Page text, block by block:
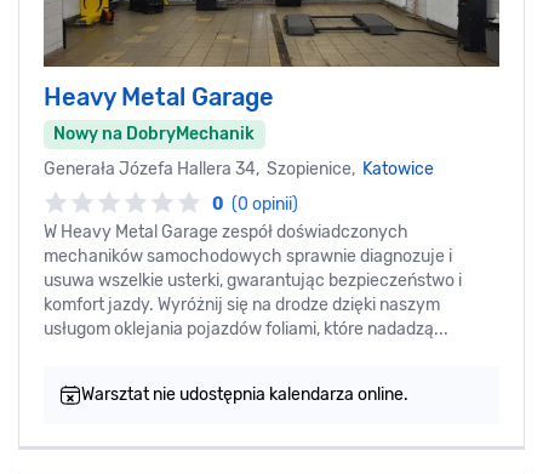
Heavy Metal Garage
Nowy na DobryMechanik
Generała Józefa Hallera 34, Szopienice, Katowice
0 (0 opinii)
W Heavy Metal Garage zespół doświadczonych
mechaników samochodowych sprawnie diagnozuje i
usuwa wszelkie usterki, gwarantując bezpieczeństwo i
komfort jazdy. Wyróżnij się na drodze dzięki naszym
usługom oklejania pojazdów foliami, które nadadzą...
Warsztat nie udostępnia kalendarza online.